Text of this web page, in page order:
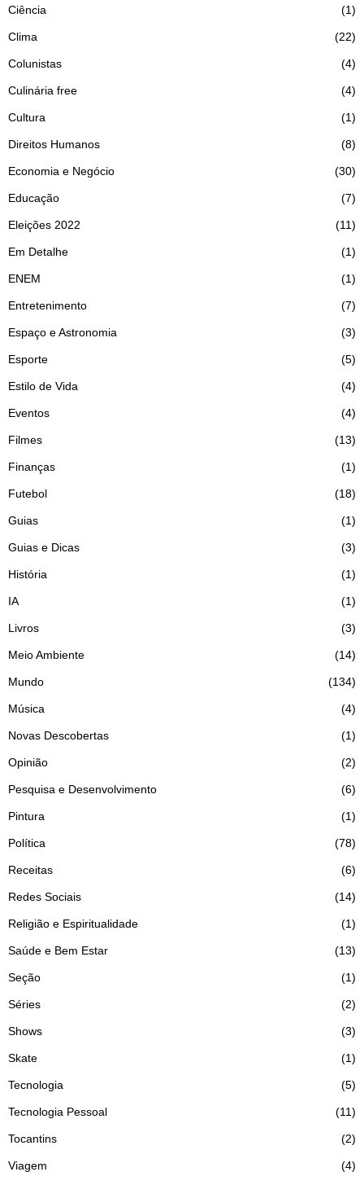
Ciência 1
Clima 22
Colunistas 4
Culinária free 4
Cultura 1
Direitos Humanos 8
Economia e Negócio 30
Educação 7
Eleições 2022 11
Em Detalhe 1
ENEM 1
Entretenimento 7
Espaço e Astronomia 3
Esporte 5
Estilo de Vida 4
Eventos 4
Filmes 13
Finanças 1
Futebol 18
Guias 1
Guias e Dicas 3
História 1
IA 1
Livros 3
Meio Ambiente 14
Mundo 134
Música 4
Novas Descobertas 1
Opinião 2
Pesquisa e Desenvolvimento 6
Pintura 1
Política 78
Receitas 6
Redes Sociais 14
Religião e Espiritualidade 1
Saúde e Bem Estar 13
Seção 1
Séries 2
Shows 3
Skate 1
Tecnologia 5
Tecnologia Pessoal 11
Tocantins 2
Viagem 4